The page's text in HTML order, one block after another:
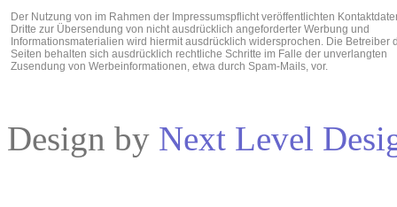
Der Nutzung von im Rahmen der Impressumspflicht veröffentlichten
Dritte zur Übersendung von nicht ausdrücklich angeforderter Werbung und
Informationsmaterialien wird hiermit ausdrücklich widersprochen. Die Betreiber
Seiten behalten sich ausdrücklich rechtliche Schritte im Falle der unverlangten
Zusendung von Werbeinformationen, etwa durch Spam-Mails, vor.
Design by Next Level